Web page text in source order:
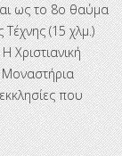
ως το 8ο θαύμα
(15 χλμ.)
Χριστιανική
που